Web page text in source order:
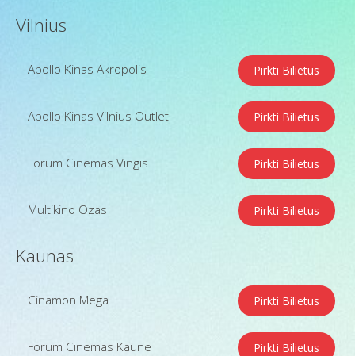
Vilnius
Apollo Kinas Akropolis Pirkti Bilietus
Apollo Kinas Vilnius Outlet Pirkti Bilietus
Forum Cinemas Vingis Pirkti Bilietus
Multikino Ozas Pirkti Bilietus
Kaunas
Cinamon Mega Pirkti Bilietus
Forum Cinemas Kaune Pirkti Bilietus